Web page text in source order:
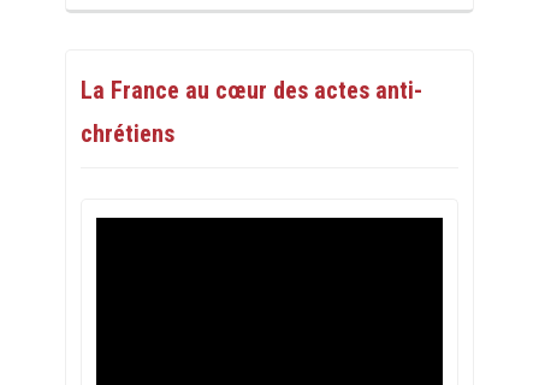
La France au cœur des actes anti-
chrétiens